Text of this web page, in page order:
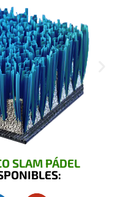
SLAM PÁDEL